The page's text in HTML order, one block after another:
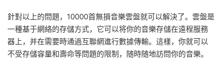
針對以上的問題，10000首無損音樂雲盤就可以解決了。雲盤是
一種基于網絡的存儲方式，它可以将你的音樂存儲在遠程服務
器上，并在需要時通過互聯網進行數據傳輸。這樣，你就可以
不受存儲容量和壽命等問題的限制，随時随地訪問你的音樂。